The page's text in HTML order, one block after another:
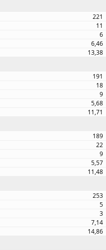
221
11
6
6,46
13,38
191
18
9
5,68
11,71
189
22
9
5,57
11,48
253
5
3
7,14
14,86